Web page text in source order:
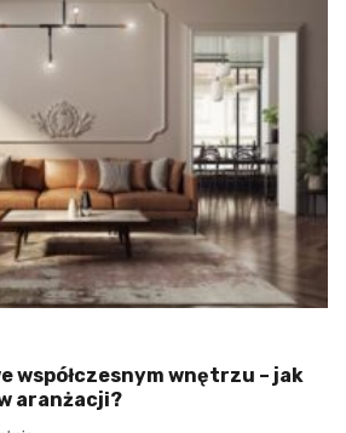
współczesnym wnętrzu – jak
aranżacji?